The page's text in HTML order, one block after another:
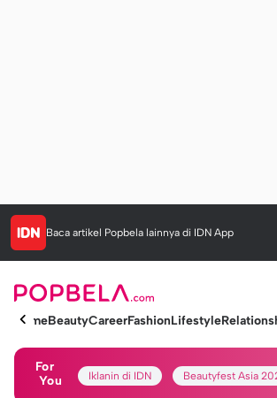
Baca artikel Popbela lainnya di IDN App
HomeBeautyCareerFashionLifestyle
For
You
Iklanin di IDN Beautyfest Asia